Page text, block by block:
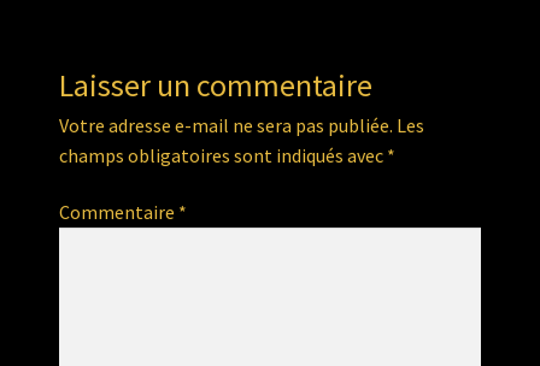
Laisser un commentaire
Votre adresse e-mail ne sera pas publiée. Les
champs obligatoires sont indiqués avec *
Commentaire *